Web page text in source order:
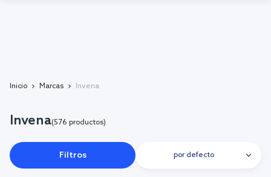
Inicio Marcas Invena
Invena(576 productos)
Filtros por defecto